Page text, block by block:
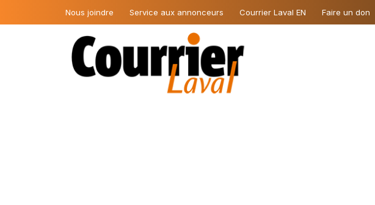
Nous joindre Service aux annonceurs Courrier Laval EN Faire un don